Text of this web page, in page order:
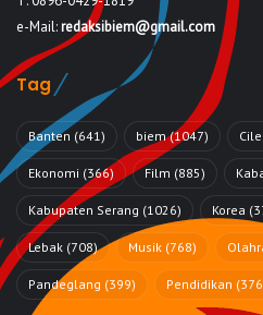
e-Mail:redaksibiem@gmail.com
Tag
Banten (641) biem(1047)
Ekonomi (366) Film (885)
Kabupaten Serang (1026) Korea
Lebak (708) Musik (768)
Pandeglang (399) Pendidikan